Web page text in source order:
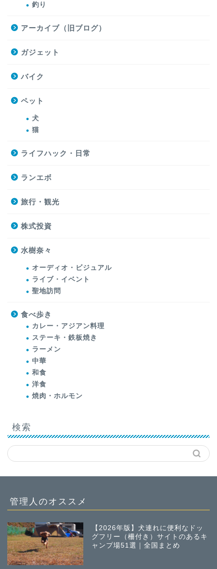
釣り
アーカイブ（旧ブログ）
ガジェット
バイク
ペット
犬
猫
ライフハック・日常
ランエボ
旅行・観光
株式投資
水樹奈々
オーディオ・ビジュアル
ライブ・イベント
聖地訪問
食べ歩き
カレー・アジアン料理
ステーキ・鉄板焼き
ラーメン
中華
和食
洋食
焼肉・ホルモン
検索
管理人のオススメ
【2026年版】犬連れに便利なドッ
グフリー（柵付き）サイトのあるキ
ャンプ場51選｜全国まとめ